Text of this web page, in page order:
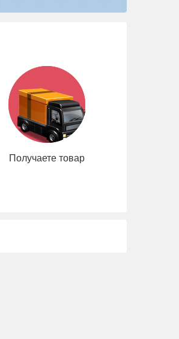
Получаете товар